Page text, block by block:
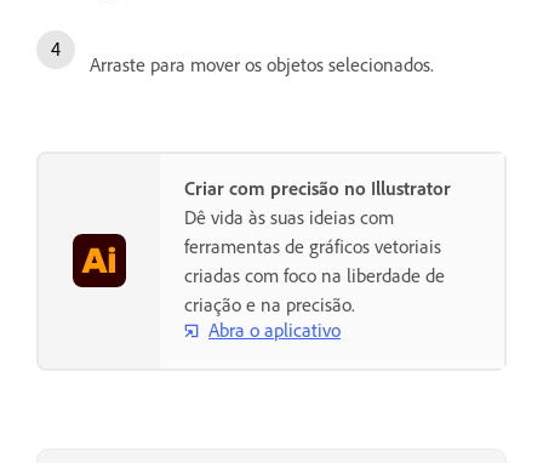
Arraste para mover os objetos selecionados.
Criar com precisão no Illustrator
Dê vida às suas ideias com
ferramentas de gráficos vetoriais
criadas com foco na liberdade de
criação e na precisão.
Abra o aplicativo